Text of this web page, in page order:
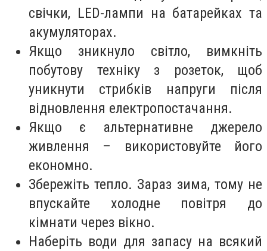
свічки, LED-лампи на батарейках та
акумуляторах.
Якщо зникнуло світло, вимкніть
побутову техніку з розеток, щоб
уникнути стрибків напруги після
відновлення електропостачання.
Якщо є альтернативне джерело
живлення – використовуйте його
економно.
Збережіть тепло. Зараз зима, тому не
впускайте холодне повітря до
кімнати через вікно.
Наберіть води для запасу на всякий